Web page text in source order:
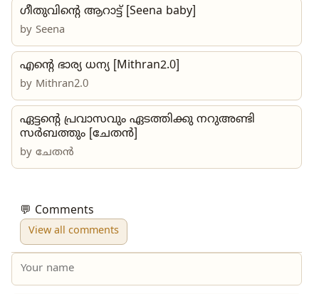
ഗീതുവിന്റെ ആറാട്ട് [Seena baby]
by Seena
എന്റെ ഭാര്യ ധന്യ [Mithran2.0]
by Mithran2.0
ഏട്ടന്റെ പ്രവാസവും ഏടത്തിക്കു നറുഅണ്ടി
സർബത്തും [ചേതൻ]
by ചേതൻ
💬 Comments
View all comments